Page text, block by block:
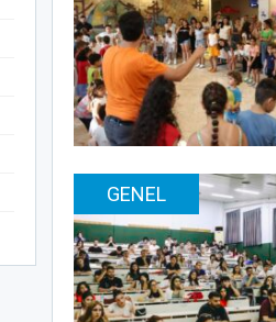
GENEL